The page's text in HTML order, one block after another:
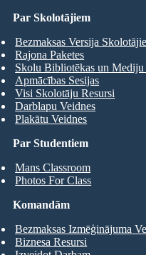
Par Studentiem
Mans Classroom
Photos For Class
Par Skolotājiem
Bezmaksas Versija
Rajona Paketes
Skolu Bibliotēkas un Mediju
Apmācības Sesijas
Visi Skolotāju Resursi
Darblapu Veidnes
Plakātu Veidnes
Komandām
Bezmaksas Izmēģinājuma
Biznesa Resursi